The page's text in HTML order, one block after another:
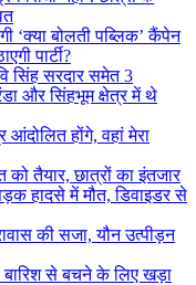
‘क्या बोलती पब्लिक’ कैंपेन
पार्टी?
सिंह सरदार समेत 3
और सिंहभूम क्षेत्र में थे
आंदोलित होंगे, वहां मेरा
तैयार, छात्रों का इंतजार
हादसे में मौत, डिवाइडर से
की सजा, यौन उत्पीड़न
बारिश से बचने के लिए खड़ा